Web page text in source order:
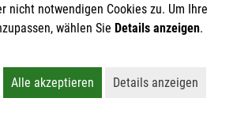
30
e.V. ist als eingetragene
nicht notwendigen Cookies zu. Um Ihre
wählen Sie Details anzeigen.
nicht-essentiellen Cookies ab
Alle akzeptieren
Akzeptiert alle Cookies
Details anzeigen